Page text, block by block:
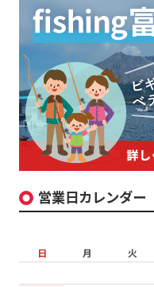
営業日カレンダー
日
月 火